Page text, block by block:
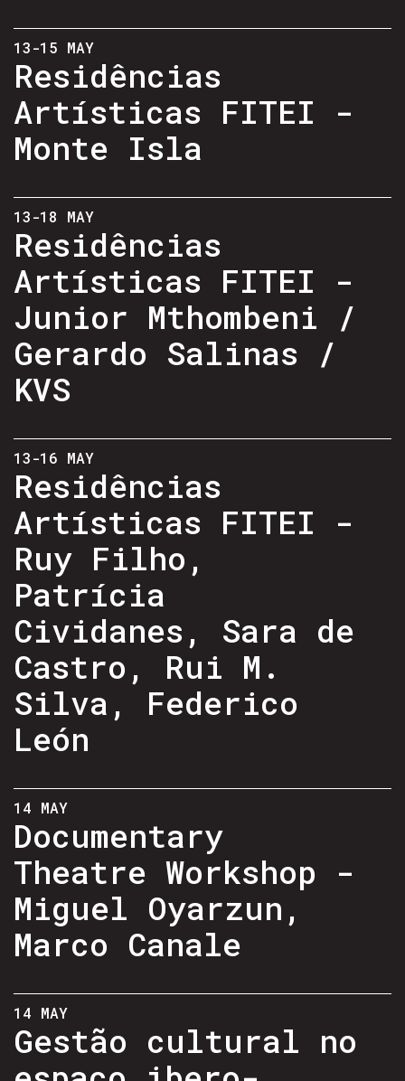
13-15 MAY
Residências
Artísticas FITEI -
Monte Isla
13-18 MAY
Residências
Artísticas FITEI -
Junior Mthombeni /
Gerardo Salinas /
KVS
13-16 MAY
Residências
Artísticas FITEI -
Ruy Filho,
Patrícia
Cividanes, Sara de
Castro, Rui M.
Silva, Federico
León
14 MAY
Documentary
Theatre Workshop -
Miguel Oyarzun,
Marco Canale
14 MAY
Gestão cultural no